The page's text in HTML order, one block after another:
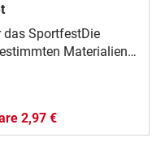
SportfestDie
Materialien
2,97 €